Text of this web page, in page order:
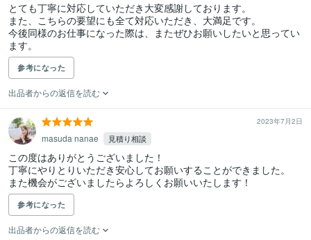
とても丁寧に対応していただき大変感謝しております。
また、こちらの要望にも全て対応いただき、大満足です。
今後同様のお仕事になった際は、またぜひお願いしたいと思ってい
ます。
参考になった
出品者からの返信を読む
2023年7月2日
masuda nanae 見積り相談
この度はありがとうございました！
丁寧にやりとりいただき安心してお願いすることができました。
また機会がございましたらよろしくお願いいたします！
参考になった
出品者からの返信を読む